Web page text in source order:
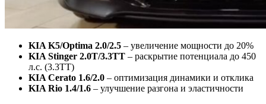
KIA K5/Optima 2.0/2.5 – увеличение мощности до 20%
KIA Stinger 2.0T/3.3TT – раскрытие потенциала до 450
л.с. (3.3TT)
KIA Cerato 1.6/2.0 – оптимизация динамики и отклика
KIA Rio 1.4/1.6 – улучшение разгона и эластичности